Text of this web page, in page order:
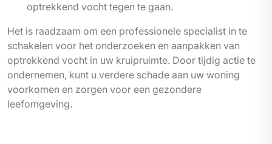
optrekkend vocht tegen te gaan.
Het is raadzaam om een professionele specialist in te
schakelen voor het onderzoeken en aanpakken van
optrekkend vocht in uw kruipruimte. Door tijdig actie te
ondernemen, kunt u verdere schade aan uw woning
voorkomen en zorgen voor een gezondere
leefomgeving.